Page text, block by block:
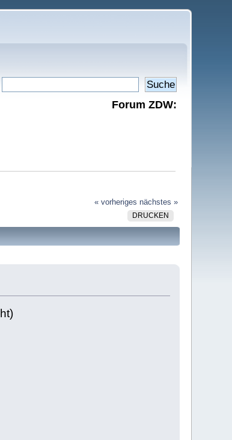
Forum ZDW:
« vorheriges nächstes »
DRUCKEN